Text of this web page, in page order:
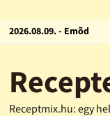
2026.08.09. - Emõd
Receptmix.hu: egy